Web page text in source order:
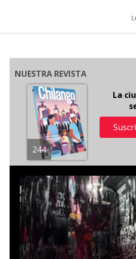
NUESTRA REVISTA
244
La